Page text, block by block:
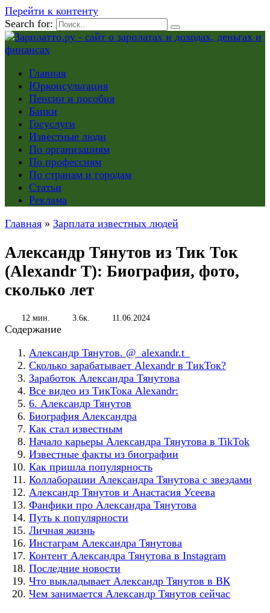
Перейти к контенту
Search for:
Главная
Юрконсультация
Пенсии и пособия
Банки
Госуслуги
Известные люди
По организациям
По профессиям
По странам и городам
Статьи
Реклама
Главная » Зарплата известных людей
Александр Тянутов из Тик Ток
(Alexandr T): Биография, фото,
сколько лет
12 мин. 3.6к. 11.06.2024
Содержание
Александр Тянутов. @_alexandr.t_
Сколько зарабатывает Alexandr в ТикТок?
Заработок Александра Тянутова
Все видео из ТикТока Alexandr:
6. Александр Тянутов
Биография Александра
Как стал известным
Начало карьеры Александра Тянутова в TikTok
Известные факты из биографии
Как пришла популярность
Коллаборации Александра Тянутова с звездами
Александр Тянутов и Анастасия Усеева
Фанфики про Александра Тянутова
Путь к популярности
Личная жизнь
Инстаграм Александра Тянутова
Контент Александра Тянутова в Instagram
Последние новости
Что выкладывает Александр Тянутов в ВК
Чем занимается Александр Тянутов сейчас